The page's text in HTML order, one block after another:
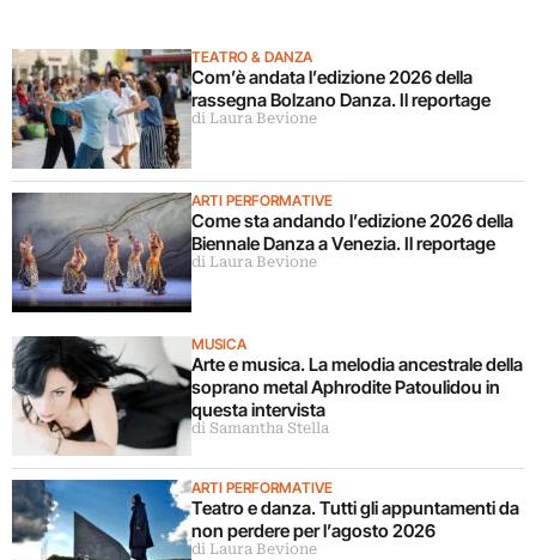
TEATRO & DANZA
Com’è andata l’edizione 2026 della
rassegna Bolzano Danza. Il reportage
di Laura Bevione
ARTI PERFORMATIVE
Come sta andando l’edizione 2026 della
Biennale Danza a Venezia. Il reportage
di Laura Bevione
MUSICA
Arte e musica. La melodia ancestrale della
soprano metal Aphrodite Patoulidou in
questa intervista
di Samantha Stella
ARTI PERFORMATIVE
Teatro e danza. Tutti gli appuntamenti da
non perdere per l’agosto 2026
di Laura Bevione